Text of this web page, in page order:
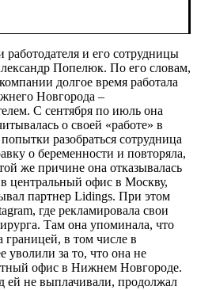
и его сотрудницы
Попелюк. По его словам,
долгое время работала
Новгорода –
С сентября по июль она
о своей «работе» в
разобраться сотрудница
о беременности и повторяла,
же причине она отказывалась
центральный офис в Москву,
партнер Lidings. При этом
где рекламировала свои
Там она упоминала, что
в том числе в
уволили за то, что она не
офис в Нижнем Новгороде.
ей не выплачивали, продолжал